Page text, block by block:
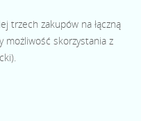
trzech zakupów na łączną
możliwość skorzystania z